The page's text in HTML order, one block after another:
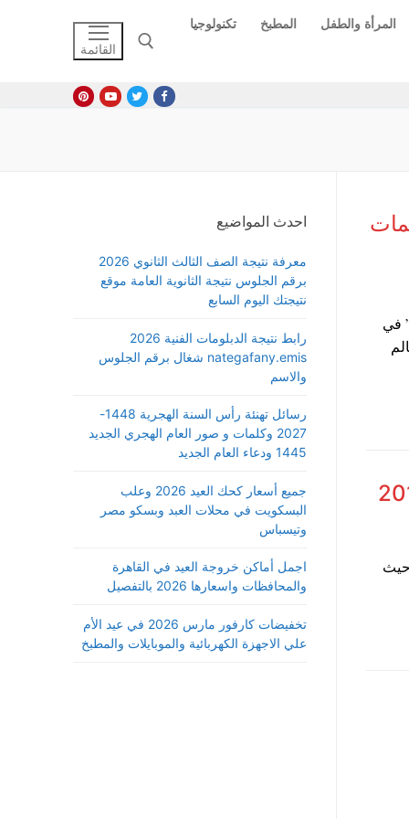
المرأة والطفل المطبخ
تكنولوجيا
القائمة
في
2016 الجديد ، حيث
احدث المواضيع
معرفة نتيجة الصف الثالث الثانوي 2026
برقم الجلوس نتيجة الثانوية العامة موقع
نتيجتك اليوم السابع
رابط نتيجة الدبلومات الفنية 2026
nategafany.emis شغال برقم الجلوس
والاسم
رسائل تهنئة رأس السنة الهجرية 1448-
2027 وكلمات و صور العام الهجري الجديد
1445 ودعاء العام الجديد
جميع أسعار كحك العيد 2026 وعلب
البسكويت في محلات العبد وبسكو مصر
وتيسباس
اجمل أماكن خروجة العيد في القاهرة
والمحافظات واسعارها 2026 بالتفصيل
تخفيضات كارفور مارس 2026 في عيد الأم
علي الاجهزة الكهربائية والموبايلات والمطبخ